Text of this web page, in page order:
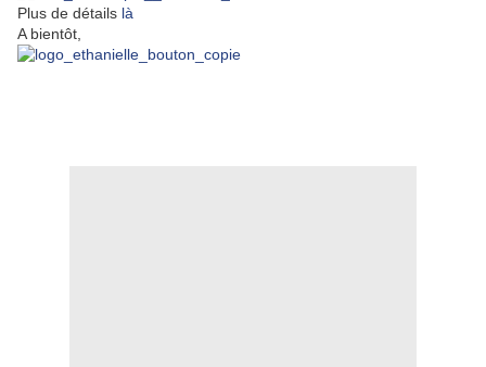
Plus de détails là
A bientôt,